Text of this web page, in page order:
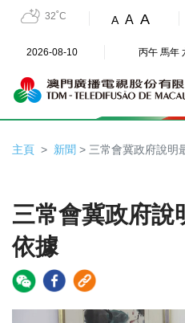
32˚C A A A
2026-08-10 丙午 馬年
主頁 新聞 > 三常會冀政府說明
三常會冀政府說
依據